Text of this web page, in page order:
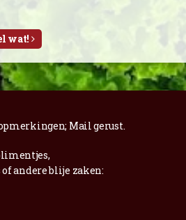
wat!
Mailgerust.
andere blije zaken: